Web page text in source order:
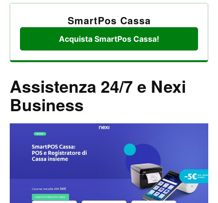
SmartPos Cassa
Acquista SmartPos Cassa!
Assistenza 24/7 e Nexi
Business